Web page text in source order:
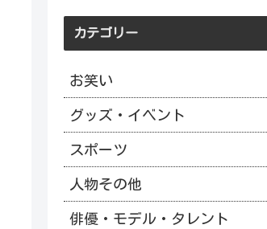
カテゴリー
お笑い
グッズ・イベント
スポーツ
人物その他
俳優・モデル・タレント